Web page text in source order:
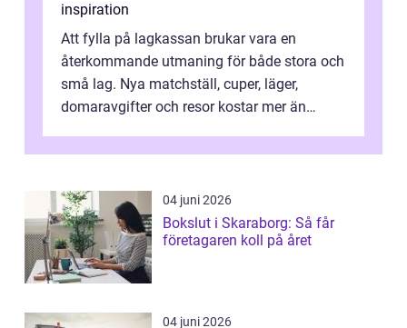
inspiration
Att fylla på lagkassan brukar vara en
återkommande utmaning för både stora och
små lag. Nya matchställ, cuper, läger,
domaravgifter och resor kostar mer än
behöver...
04 juni 2026
Bokslut i Skaraborg: Så får
företagaren koll på året
04 juni 2026